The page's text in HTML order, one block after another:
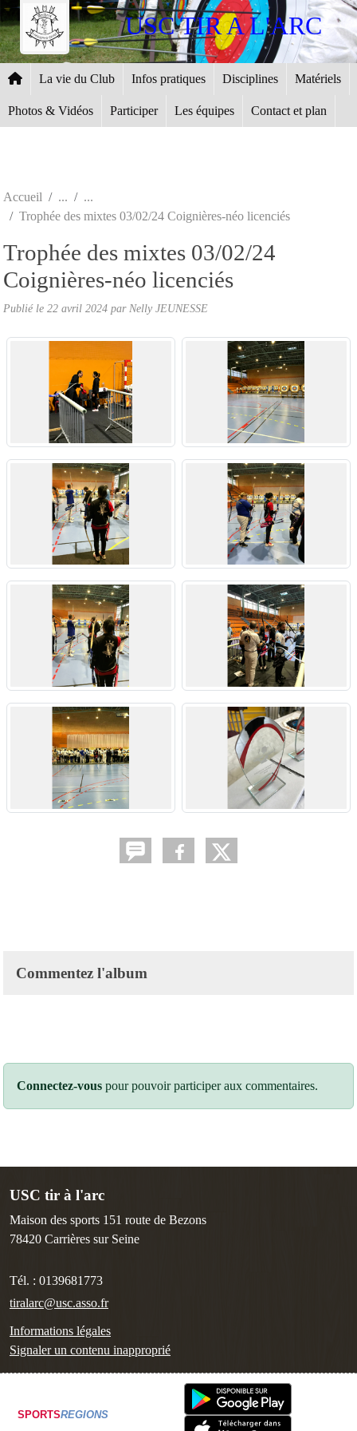
USC TIR A L'ARC
La vie du Club Infos pratiques Disciplines Matériels
Photos & Vidéos Participer Les équipes Contact et plan
Accueil
Trophée des mixtes 03/02/24 Coignières-néo licenciés
Trophée des mixtes 03/02/24
Coignières-néo licenciés
Publié le 22 avril 2024 par Nelly JEUNESSE
Commentez l'album
Connectez-vous pour pouvoir participer aux commentaires.
USC tir à l'arc
Maison des sports 151 route de Bezons
78420 Carrières sur Seine
Tél. : 0139681773
tiralarc@usc.asso.fr
Informations légales
Signaler un contenu inapproprié
SPORTSREGIONS
Panneau de gestion des cookies